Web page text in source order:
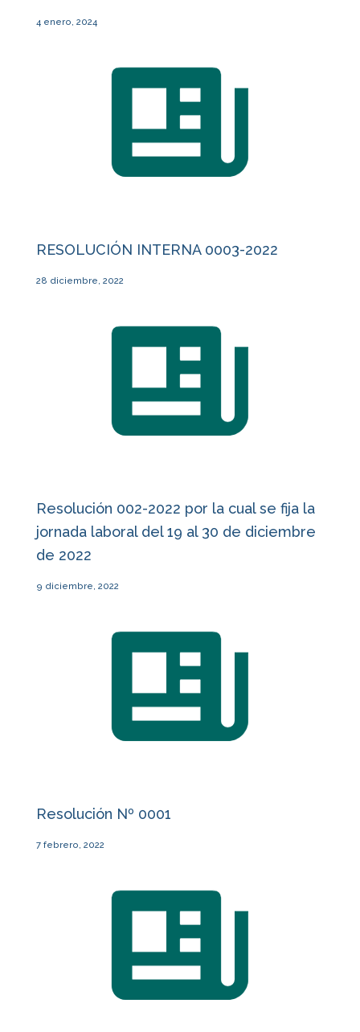
4 enero, 2024
RESOLUCIÓN INTERNA 0003-2022
28 diciembre, 2022
Resolución 002-2022 por la cual se fija la
jornada laboral del 19 al 30 de diciembre
de 2022
9 diciembre, 2022
Resolución Nº 0001
7 febrero, 2022